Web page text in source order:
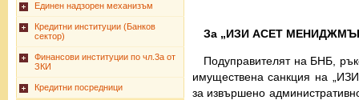
Единен надзорен механизъм
Кредитни институции (Банков
сектор)
Финансови институции по чл.3а от
ЗКИ
Кредитни посредници
За „ИЗИ АСЕТ
Подуправителят на БНБ,
имуществена санкция на
за извършено